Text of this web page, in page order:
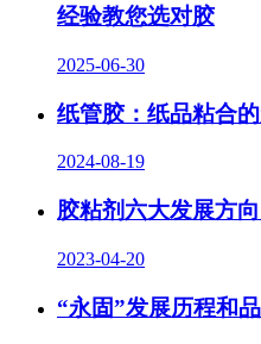
经验教您选对胶
2025-06-30
纸管胶：纸品粘合
2024-08-19
胶粘剂六大发展方
2023-04-20
“永固”发展历程和